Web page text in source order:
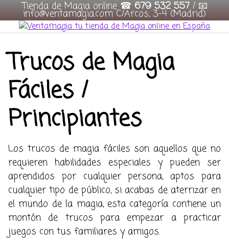
Tienda de Magia online ☎ 679 532 557/ 📧
info@ventamagia.com C/Arcos, 3-4 (Madrid)
content
Trucos de Magia
Fáciles /
Principiantes
Los trucos de magia fáciles son aquellos que no
requieren habilidades especiales y pueden ser
aprendidos por cualquier persona, aptos para
cualquier tipo de público, si acabas de aterrizar en
el mundo de la magia, esta categoría contiene un
montón de trucos para empezar a practicar
juegos con tus familiares y amigos.